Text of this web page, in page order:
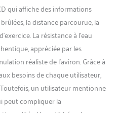
gamme complète de
données d'entraînement, de
et TIME à DIST et CAL,
offrant un contrôle
sur votre routine
【MONITEUR
À APP】
notre machine à
à l'application App,
dans des
qui affiche des informations
la distance parcourue, la
La résistance à l’eau
appréciée par les
réaliste de l’aviron. Grâce à
besoins de chaque utilisateur,
un utilisateur mentionne
peut compliquer la